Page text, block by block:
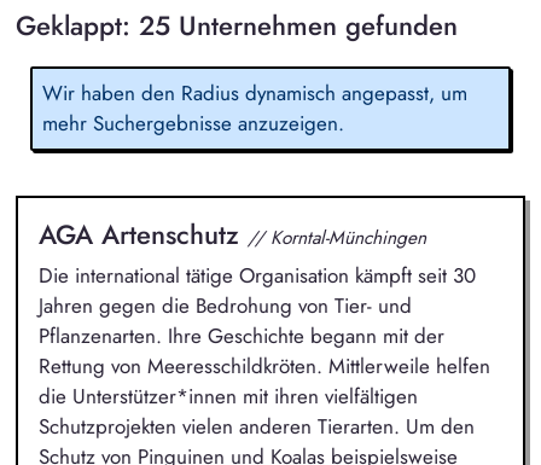
Geklappt: 25 Unternehmen gefunden
Wir haben den Radius dynamisch angepasst, um
mehr Suchergebnisse anzuzeigen.
AGA Artenschutz // Korntal-Münchingen
Die international tätige Organisation kämpft seit 30
Jahren gegen die Bedrohung von Tier- und
Pflanzenarten. Ihre Geschichte begann mit der
Rettung von Meeresschildkröten. Mittlerweile helfen
die Unterstützer*innen mit ihren vielfältigen
Schutzprojekten vielen anderen Tierarten. Um den
Schutz von Pinguinen und Koalas beispielsweise